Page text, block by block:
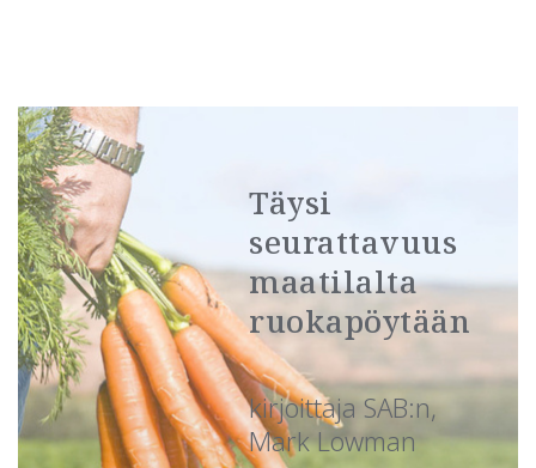
Täysi
seurattavuus
maatilalta
ruokapöytään
kirjoittaja SAB:n,
Mark Lowman